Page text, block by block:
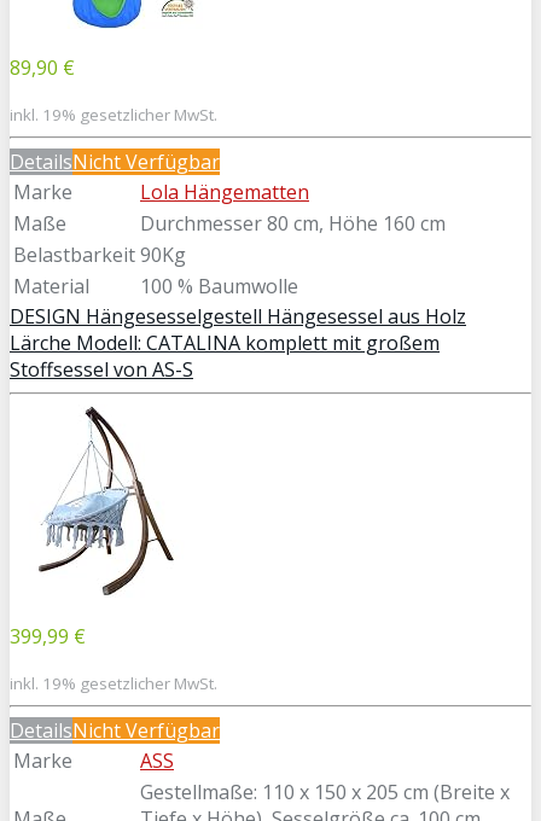
89,90 €
inkl. 19% gesetzlicher MwSt.
DetailsNicht Verfügbar
Marke
Lola Hängematten
Maße
Durchmesser 80 cm, Höhe 160 cm
Belastbarkeit90Kg
Material
100 % Baumwolle
DESIGN Hängesesselgestell Hängesessel aus Holz
Lärche Modell: CATALINA komplett mit großem
Stoffsessel von AS-S
399,99 €
inkl. 19% gesetzlicher MwSt.
DetailsNicht Verfügbar
Marke
ASS
Gestellmaße: 110 x 150 x 205 cm (Breite x